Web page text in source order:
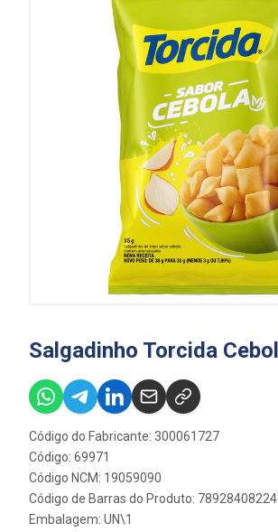
Salgadinho Torcida
Código do Fabricante: 300061727
Código: 69971
Código NCM: 19059090
Código de Barras do Produto:
Embalagem: UN\1